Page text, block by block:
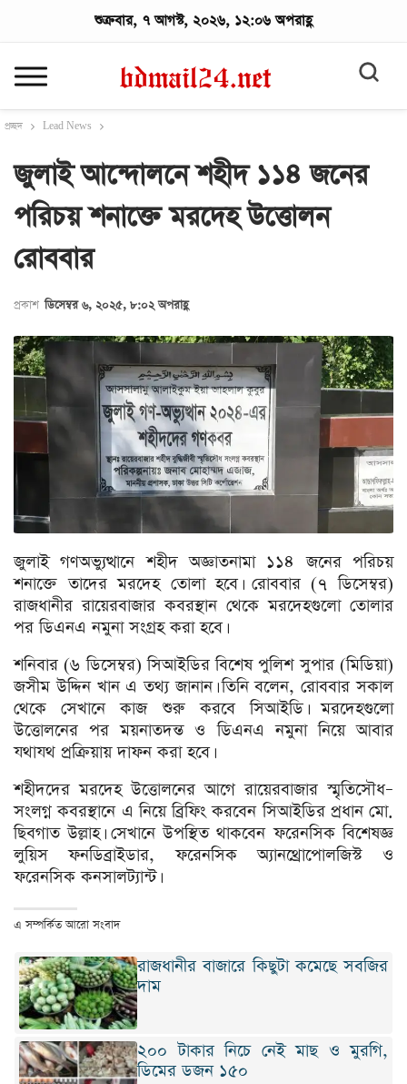
শুক্রবার, ৭ আগস্ট, ২০২৬, ১২:০৬ অপরাহ্ণ
প্রচ্ছদ Lead News
জুলাই আন্দোলনে শহীদ ১১৪ জনের
পরিচয় শনাক্তে মরদেহ উত্তোলন
রোববার
প্রকাশ ডিসেম্বর ৬, ২০২৫, ৮:০২ অপরাহ্ণ
জুলাই গণঅভ্যুত্থানে শহীদ অজ্ঞাতনামা ১১৪ জনের পরিচয়
শনাক্তে তাদের মরদেহ তোলা হবে। রোববার (৭ ডিসেম্বর)
রাজধানীর রায়েরবাজার কবরস্থান থেকে মরদেহগুলো তোলার
পর ডিএনএ নমুনা সংগ্রহ করা হবে।
শনিবার (৬ ডিসেম্বর) সিআইডির বিশেষ পুলিশ সুপার (মিডিয়া)
জসীম উদ্দিন খান এ তথ্য জানান। তিনি বলেন, রোববার সকাল
থেকে সেখানে কাজ শুরু করবে সিআইডি। মরদেহগুলো
উত্তোলনের পর ময়নাতদন্ত ও ডিএনএ নমুনা নিয়ে আবার
যথাযথ প্রক্রিয়ায় দাফন করা হবে।
শহীদদের মরদেহ উত্তোলনের আগে রায়েরবাজার স্মৃতিসৌধ–
সংলগ্ন কবরস্থানে এ নিয়ে ব্রিফিং করবেন সিআইডির প্রধান মো.
ছিবগাত উল্লাহ। সেখানে উপস্থিত থাকবেন ফরেনসিক বিশেষজ্ঞ
লুয়িস ফনডিব্রাইডার, ফরেনসিক অ্যানথ্রোপোলজিস্ট ও
ফরেনসিক কনসালট্যান্ট।
এ সম্পর্কিত আরো সংবাদ
রাজধানীর বাজারে কিছুটা কমেছে সবজির
দাম
২০০ টাকার নিচে নেই মাছ ও মুরগি,
ডিমের ডজন ১৫০